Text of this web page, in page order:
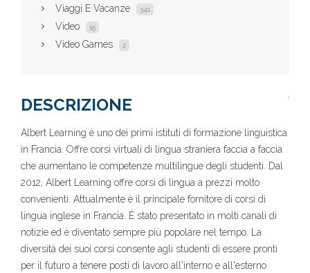
Viaggi E Vacanze 341
Video 15
Video Games 2
DESCRIZIONE
Albert Learning è uno dei primi istituti di formazione linguistica
in Francia. Offre corsi virtuali di lingua straniera faccia a faccia
che aumentano le competenze multilingue degli studenti. Dal
2012, Albert Learning offre corsi di lingua a prezzi molto
convenienti. Attualmente è il principale fornitore di corsi di
lingua inglese in Francia. È stato presentato in molti canali di
notizie ed è diventato sempre più popolare nel tempo. La
diversità dei suoi corsi consente agli studenti di essere pronti
per il futuro a tenere posti di lavoro all'interno e all'esterno